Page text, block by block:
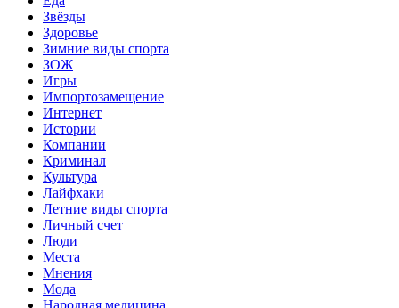
Звёзды
Здоровье
Зимние виды спорта
ЗОЖ
Игры
Импортозамещение
Интернет
Истории
Компании
Криминал
Культура
Лайфхаки
Летние виды спорта
Личный счет
Люди
Места
Мнения
Мода
Народная медицина